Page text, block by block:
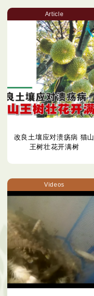
Article
改良土壤应对溃疡病 猫山
王树壮花开满树
Videos